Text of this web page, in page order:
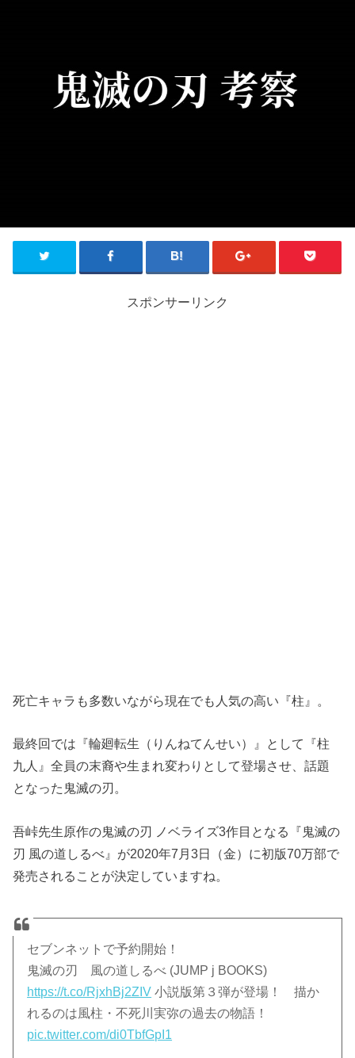
スポンサーリンク
死亡キャラも多数いながら現在でも人気の高い『柱』。
最終回では『輪廻転生（りんねてんせい）』として『柱
九人』全員の末裔や生まれ変わりとして登場させ、話題
となった鬼滅の刃。
吾峠先生原作の鬼滅の刃 ノベライズ3作目となる『鬼滅の
刃 風の道しるべ』が2020年7月3日（金）に初版70万部で
発売されることが決定していますね。
セブンネットで予約開始！
鬼滅の刃 風の道しるべ (JUMP j BOOKS)
https://t.co/RjxhBj2ZIV 小説版第３弾が登場！ 描か
れるのは風柱・不死川実弥の過去の物語！
pic.twitter.com/di0TbfGpI1